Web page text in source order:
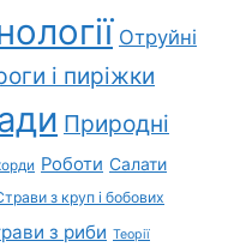
Отруйні
і пиріжки
Природні
Роботи Салати
з круп і бобових
з риби Теорії